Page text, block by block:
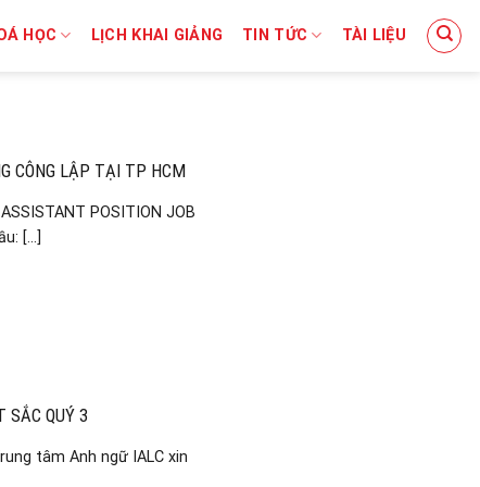
HỌC LỊCH KHAI GIẢNG TIN TỨC TÀI LIỆU
CÔNG LẬP TẠI TP HCM
POSITION JOB
[...]
SẮC QUÝ 3
tâm Anh ngữ IALC xin